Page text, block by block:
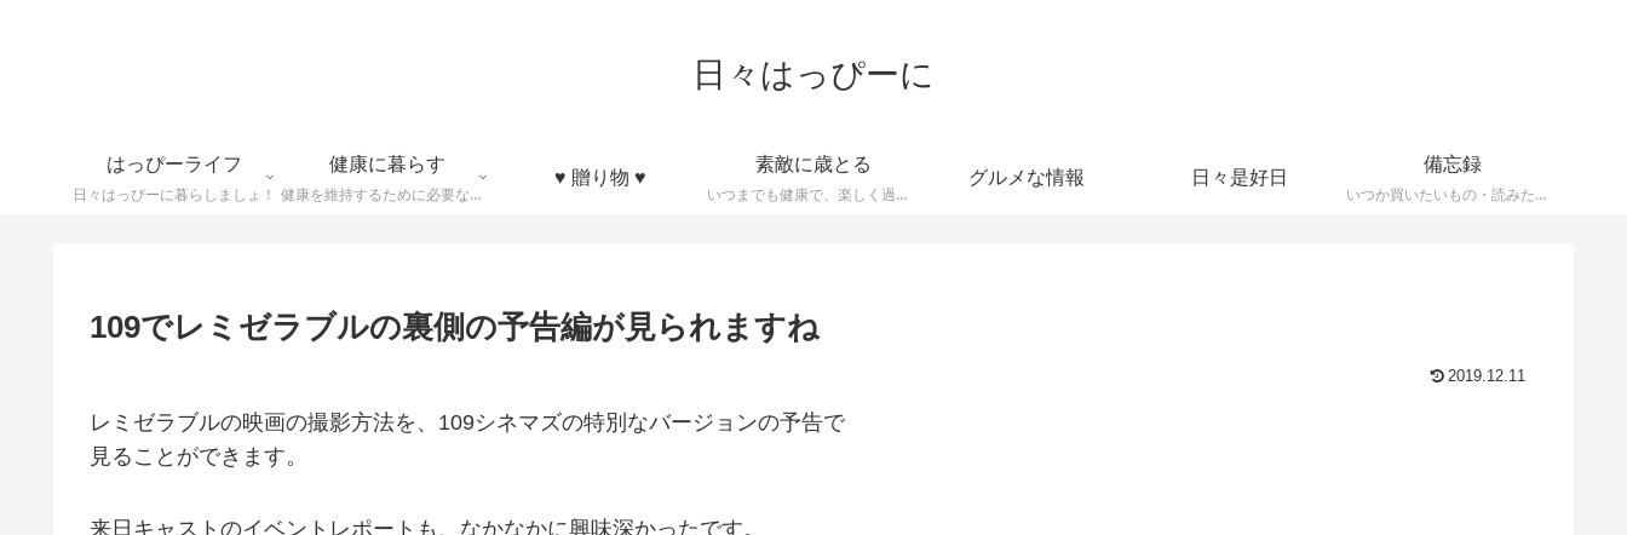
日々はっぴーに
はっぴーライフ
日々はっぴーに暮らしましょ！
健康に暮らす
健康を維持するために必要なことや食べ物情報など
♥ 贈り物 ♥
素敵に歳とる
いつまでも健康で、楽しく過ごせるような知恵とかモノなど
グルメな情報 日々是好日
備忘録
いつか買いたいもの・読みたい本・観たい映画など忘れなメモ
109でレミゼラブルの裏側の予告編が見られますね
2019.12.11
レミゼラブルの映画の撮影方法を、109シネマズの特別なバージョンの予告で
見ることができます。
来日キャストのイベントレポートも、なかなかに興味深かったです。